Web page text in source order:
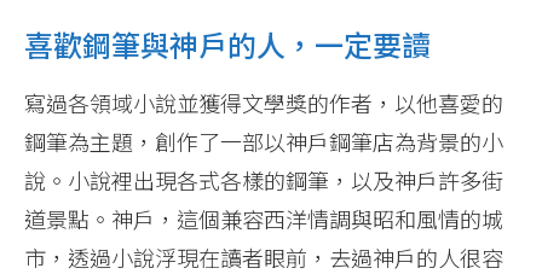
喜歡鋼筆與神戶的人，一定要讀
寫過各領域小說並獲得文學獎的作者，以他喜愛的
鋼筆為主題，創作了一部以神戶鋼筆店為背景的小
說。小說裡出現各式各樣的鋼筆，以及神戶許多街
道景點。神戶，這個兼容西洋情調與昭和風情的城
市，透過小說浮現在讀者眼前，去過神戶的人很容